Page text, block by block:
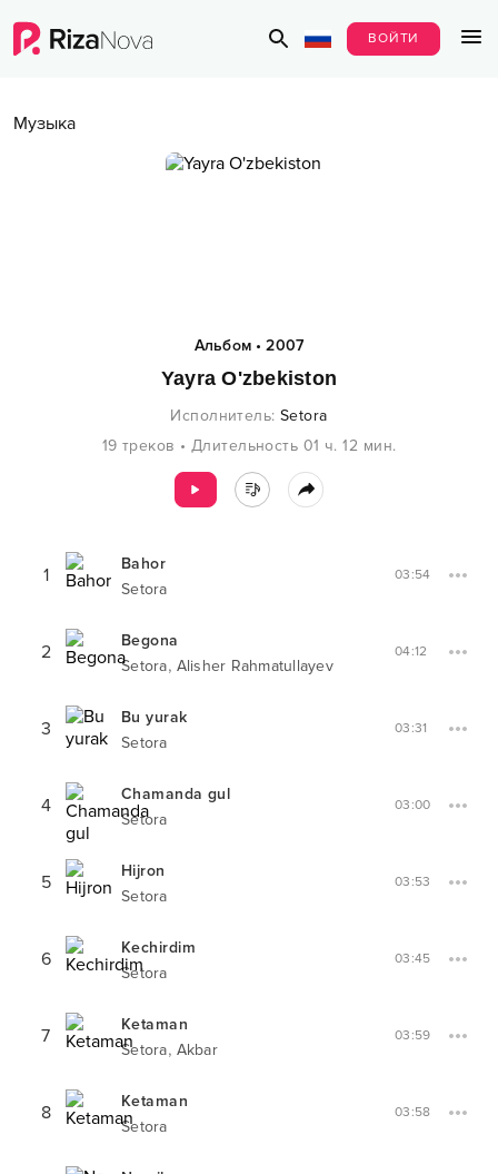
ВОЙТИ
Музыка
Альбом•2007
Yayra O'zbekiston
Исполнитель:Setora
19 треков • Длительность 01 ч. 12 мин.
1
Bahor
Setora
03:54
2
Begona
Setora, Alisher Rahmatullayev
04:12
3
Bu yurak
Setora
03:31
4
Chamanda gul
Setora
03:00
5
Hijron
Setora
03:53
6
Kechirdim
Setora
03:45
7
Ketaman
Setora, Akbar
03:59
8
Ketaman
Setora
03:58